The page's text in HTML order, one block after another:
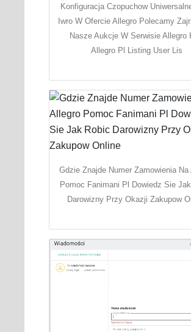
Konfiguracja Czopuchow
Iwro W Ofercie Allegro Polecamy
Nasze Aukcje W Serwisie Allegro
Allegro Pl Listing User Lis
Gdzie Znajde Numer Zamowienia Na
Pomoc Fanimani Pl Dowiedz Sie
Darowizny Przy Okazji Zakupow